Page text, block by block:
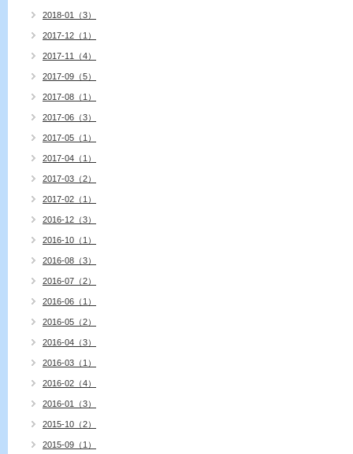
2018-01（3）
2017-12（1）
2017-11（4）
2017-09（5）
2017-08（1）
2017-06（3）
2017-05（1）
2017-04（1）
2017-03（2）
2017-02（1）
2016-12（3）
2016-10（1）
2016-08（3）
2016-07（2）
2016-06（1）
2016-05（2）
2016-04（3）
2016-03（1）
2016-02（4）
2016-01（3）
2015-10（2）
2015-09（1）